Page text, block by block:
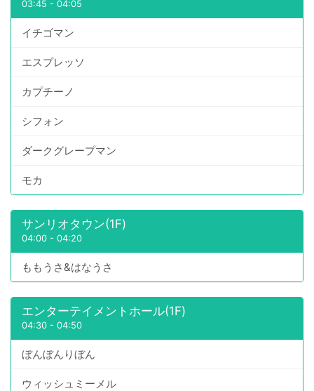
03:45 - 04:05
イチゴマン
エスプレッソ
カプチーノ
シフォン
ダークグレープマン
モカ
サンリオタウン(1F)
04:00 - 04:20
ももうさ&はなうさ
エンターテイメントホール(1F)
04:30 - 04:50
ぼんぼんりぼん
ウィッシュミーメル